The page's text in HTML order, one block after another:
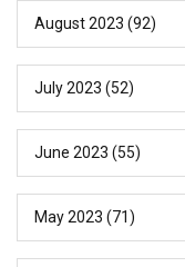
August 2023 (92)
July 2023 (52)
June 2023 (55)
May 2023 (71)